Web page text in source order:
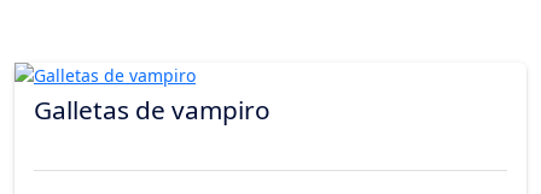
Galletas de vampiro